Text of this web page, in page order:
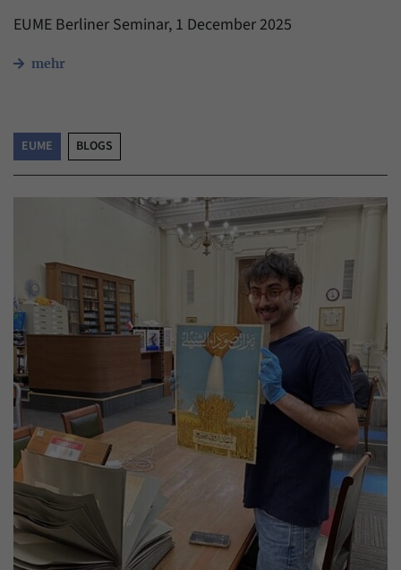
EUME Berliner Seminar, 1 December 2025
mehr
EUME BLOGS